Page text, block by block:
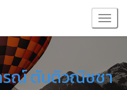
ณ์ ตันติวณิชชา